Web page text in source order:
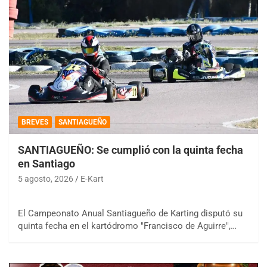
BREVES SANTIAGUEÑO
SANTIAGUEÑO: Se cumplió con la quinta fecha
en Santiago
5 agosto, 2026 E-Kart
El Campeonato Anual Santiagueño de Karting disputó su
quinta fecha en el kartódromo "Francisco de Aguirre",…